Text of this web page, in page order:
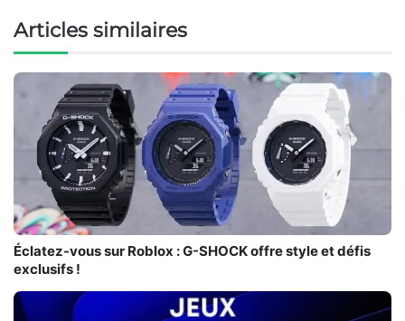
Articles similaires
Éclatez-vous sur Roblox : G-SHOCK offre style et défis
exclusifs !